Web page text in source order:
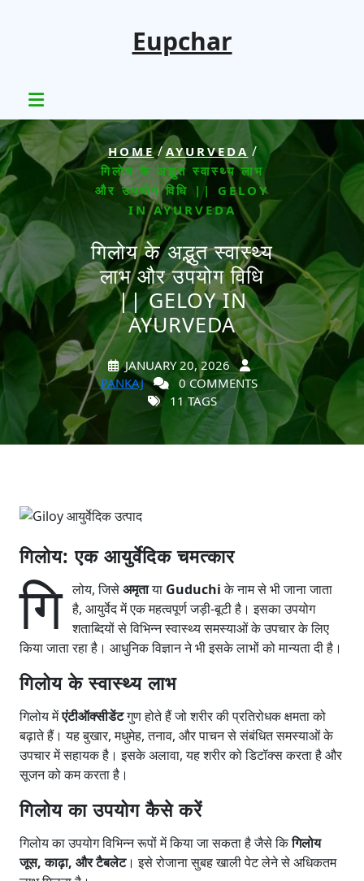
Eupchar
HOME/AYURVEDA /
गिलोय के अद्भुत स्वास्थ्य लाभ
और उपयोग विधि || GELOY
IN AYURVEDA
गिलोय के अद्भुत स्वास्थ्य
लाभ और उपयोग विधि
|| GELOY IN
AYURVEDA
JANUARY 20, 2026
PANKAJ
0 COMMENTS
11 TAGS
गिलोय: एक आयुर्वेदिक चमत्कार
गि लोय, जिसेअमृताया Guduchiके नाम से भी जाना जाता
है, आयुर्वेद में एक महत्वपूर्ण जड़ी-बूटी है। इसका उपयोग
शताब्दियों से विभिन्न स्वास्थ्य समस्याओं के उपचार के लिए
किया जाता रहा है। आधुनिक विज्ञान ने भी इसके लाभों को मान्यता दी है।
गिलोय के स्वास्थ्य लाभ
गिलोय मेंएंटीऑक्सीडेंटगुण होते हैं जो शरीर की प्रतिरोधक क्षमता को
बढ़ाते हैं। यह बुखार, मधुमेह, तनाव, और पाचन से संबंधित समस्याओं के
उपचार में सहायक है। इसके अलावा, यह शरीर को डिटॉक्स करता है और
सूजन को कम करता है।
गिलोय का उपयोग कैसे करें
गिलोय का उपयोग विभिन्न रूपों में किया जा सकता है जैसे किगिलोय
जूस, काढ़ा, और टैबलेट। इसे रोजाना सुबह खाली पेट लेने से अधिकतम